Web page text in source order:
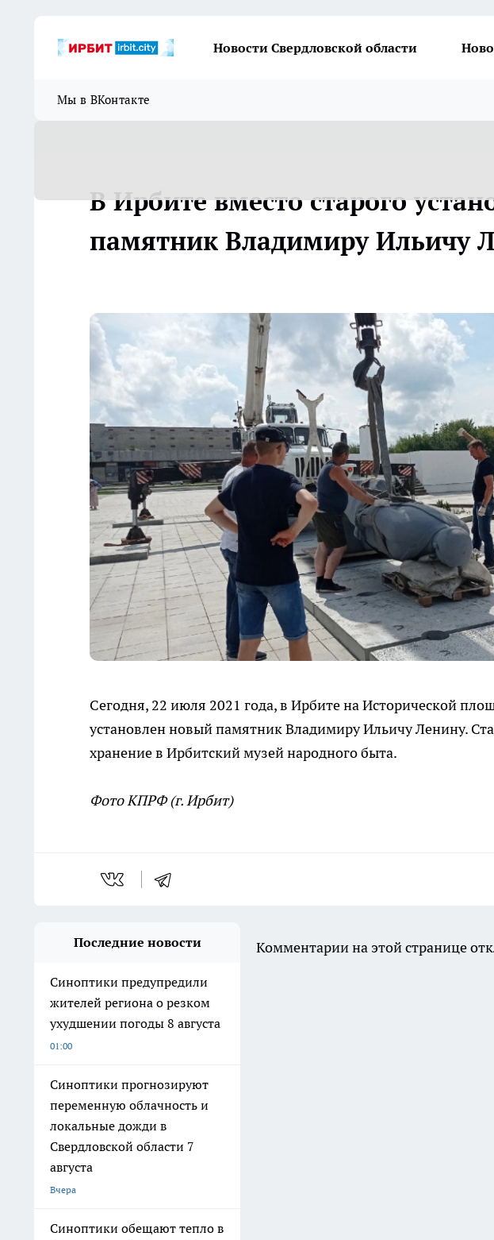
Новости Свердловской области
Мы в ВКонтакте
В Ирбите вместо старого
памятник Владимиру Ильичу
Сегодня, 22 июля 2021 года, в Ирбите на Исторической
установлен новый памятник Владимиру Ильичу Ленину.
хранение в Ирбитский музей народного быта.
Фото КПРФ (г. Ирбит)
Последние новости
Синоптики предупредили
жителей региона о резком
ухудшении погоды 8 августа
01:00
Синоптики прогнозируют
переменную облачность и
локальные дожди в
Свердловской области 7
августа
Вчера
Синоптики обещают тепло в
Комментарии на этой странице